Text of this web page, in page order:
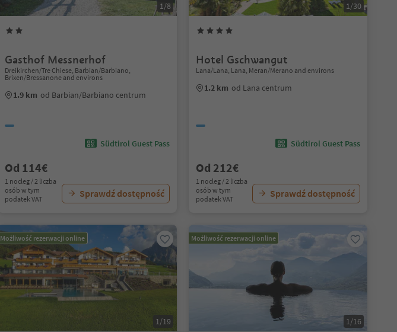
1/8
Gasthof Messnerhof
Dreikirchen/Tre Chiese, Barbian/Barbiano,
Brixen/Bressanone and environs
1.9 km od Barbian/Barbiano centrum
Südtirol Guest Pass
Od 114€
1 nocleg / 2 liczba
osób w tym
podatek VAT
Sprawdź dostępność
1/30
Hotel Gschwangut
Lana/Lana, Lana, Meran/Merano and environs
1.2 km od Lana centrum
Südtirol Guest Pass
Od 212€
1 nocleg / 2 liczba
osób w tym
podatek VAT
Sprawdź dostępność
Możliwość rezerwacji online
1/19
Możliwość rezerwacji online
1/16